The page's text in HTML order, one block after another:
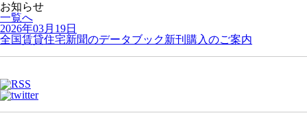
お知らせ
一覧へ
2026年03月19日
全国賃貸住宅新聞のデータブック新刊購入のご案内